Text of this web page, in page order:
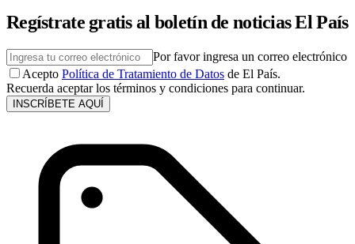
Regístrate gratis al boletín de noticias El País
Por favor ingresa un correo electrónico
Acepto Política de Tratamiento de Datos de El País.
Recuerda aceptar los términos y condiciones para continuar.
INSCRÍBETE AQUÍ